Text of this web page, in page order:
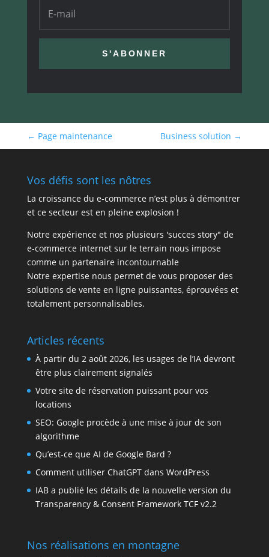
S'ABONNER
← Page maintenance Business solution →
Vos défis sont les nôtres
La croissance du e-commerce n’est plus à démontrer
et ce secteur est en pleine explosion !
Notre expérience et nos plusieurs 'succes story" de
e-commerce internet sur le terrain nous impose
comme un partenaire incontournable
Notre expertise nous permet de vous proposer des
solutions de vente en ligne puissantes, éprouvées et
totalement personnalisables.
Articles récents
À partir du 2 août 2026, les usages de l’IA devront
être plus clairement signalés
Votre site de réservation puissant pour vos
locations
SEO: Google procède à une mise à jour de son
algorithme
Qu’est-ce que AI de Google Bard ?
Comment utiliser ChatGPT dans WordPress
IAB a publié les détails de la nouvelle version du
Transparency & Consent Framework TCF v2.2
Nos réalisations en montagne